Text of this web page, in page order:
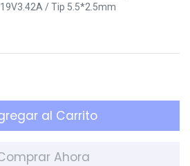
/ Tip 5.5*2.5mm
al Carrito
Ahora